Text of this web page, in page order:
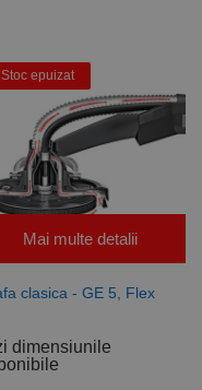
Stoc epuizat
Mai multe detalii
clasica - GE 5, Flex
dimensiunile